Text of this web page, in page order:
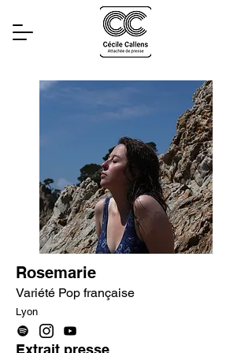
Rosemarie
Variété Pop française
Lyon
Extrait presse